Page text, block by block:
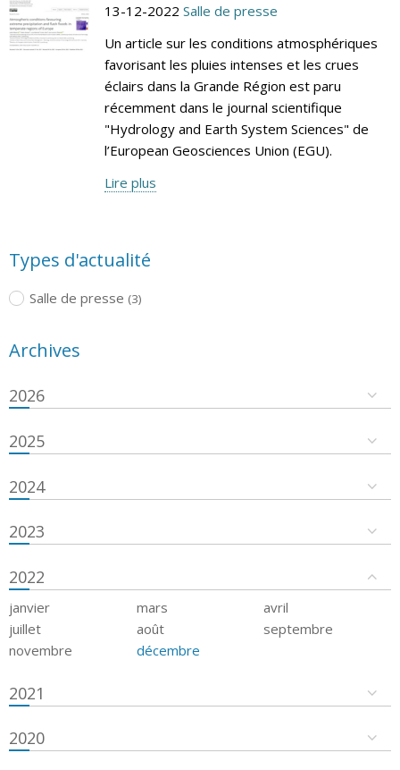
13-12-2022 Salle de presse
Un article sur les conditions atmosphériques
favorisant les pluies intenses et les crues
éclairs dans la Grande Région est paru
récemment dans le journal scientifique
"Hydrology and Earth System Sciences" de
l’European Geosciences Union (EGU).
Lire plus
Types d'actualité
Salle de presse (3)
Archives
2026
2025
2024
2023
2022
janvier mars
avril
juillet
août
septembre
novembre
décembre
2021
2020